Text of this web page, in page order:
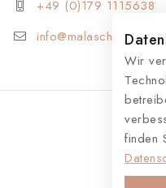
+49 (0)179 1115638
info@malaschmuck.de
© 2026
Wir
finden